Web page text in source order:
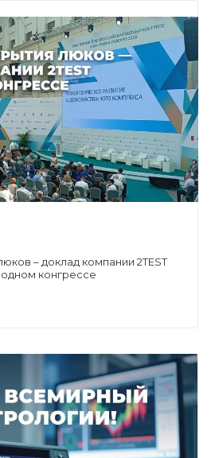
– доклад компании 2TEST
конгрессе